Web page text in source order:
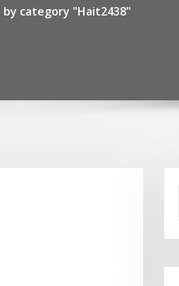
by category "Hait2438"